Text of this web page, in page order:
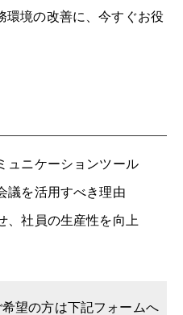
環境の改善に、今すぐお役
ュニケーションツール
議を活用すべき理由
、社員の生産性を向上
望の方は下記フォームへ